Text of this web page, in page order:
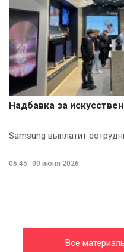
Надбавка за
Samsung выплатит
06:45 09 июня 2026
Все